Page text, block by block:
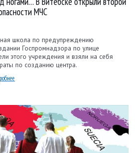
МЧС
школа по предупреждению
Госпромнадзора по улице
этого учреждения и взяли на себя
по созданию центра.